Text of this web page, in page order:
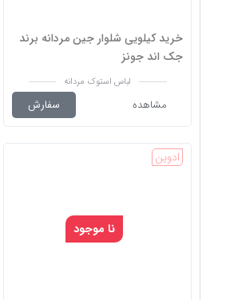
خرید کیلویی شلوار جین مردانه برند
جک اند جونز
لباس استوک مردانه
مشاهده سفارش
ادوین
نا موجود